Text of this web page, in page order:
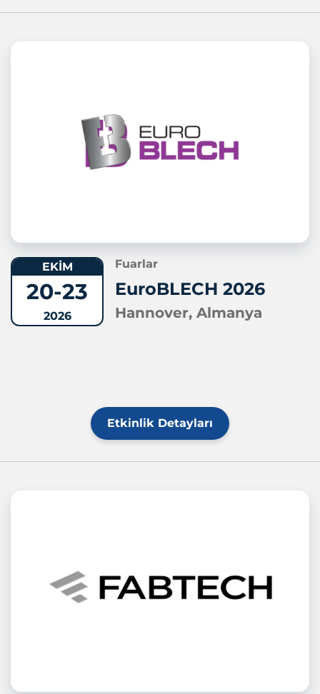
EKİM
20-23
2026
Fuarlar
EuroBLECH 2026
Hannover, Almanya
Etkinlik Detayları